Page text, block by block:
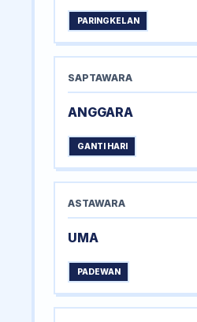
PARINGKELAN
SAPTAWARA
ANGGARA
GANTI HARI
ASTAWARA
UMA
PADEWAN